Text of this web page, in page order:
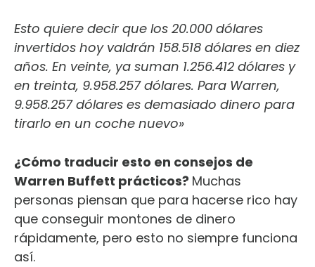
Esto quiere decir que los 20.000 dólares
invertidos hoy valdrán 158.518 dólares en diez
años. En veinte, ya suman 1.256.412 dólares y
en treinta, 9.958.257 dólares. Para Warren,
9.958.257 dólares es demasiado dinero para
tirarlo en un coche nuevo»
¿Cómo traducir esto en consejos de
Warren Buffett prácticos? Muchas
personas piensan que para hacerse rico hay
que conseguir montones de dinero
rápidamente, pero esto no siempre funciona
así.